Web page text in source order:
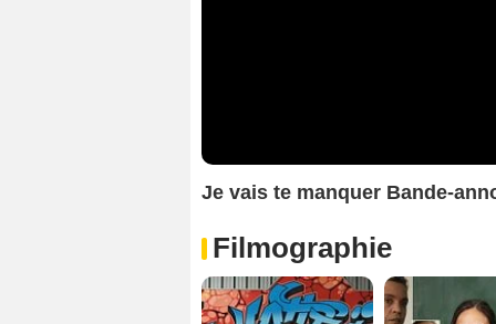
Je vais te manquer Bande-
Filmographie